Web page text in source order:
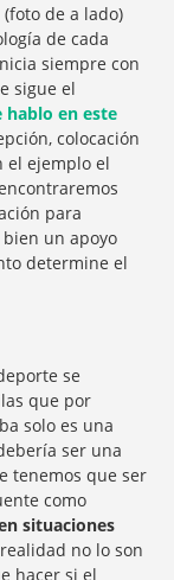
de a lado)
de cada
siempre con
sigue el
hablo en este
colocación
el ejemplo el
para
un apoyo
determine el
se
que por
solo es una
ser una
tenemos que ser
como
situaciones
no lo son
hacer si el